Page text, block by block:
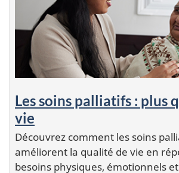
Les soins palliatifs : plus
vie
Découvrez comment les soins
améliorent la qualité de vie en
besoins physiques, émotionnels